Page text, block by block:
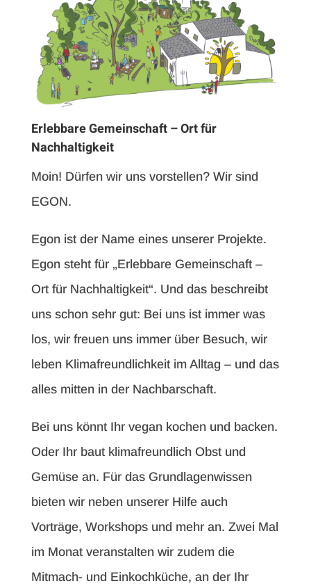
Erlebbare Gemeinschaft – Ort für
Nachhaltigkeit
Moin! Dürfen wir uns vorstellen? Wir sind
EGON.
Egon ist der Name eines unserer Projekte.
Egon steht für „Erlebbare Gemeinschaft –
Ort für Nachhaltigkeit“. Und das beschreibt
uns schon sehr gut: Bei uns ist immer was
los, wir freuen uns immer über Besuch, wir
leben Klimafreundlichkeit im Alltag – und das
alles mitten in der Nachbarschaft.
Bei uns könnt Ihr vegan kochen und backen.
Oder Ihr baut klimafreundlich Obst und
Gemüse an. Für das Grundlagenwissen
bieten wir neben unserer Hilfe auch
Vorträge, Workshops und mehr an. Zwei Mal
im Monat veranstalten wir zudem die
Mitmach- und Einkochküche, an der Ihr